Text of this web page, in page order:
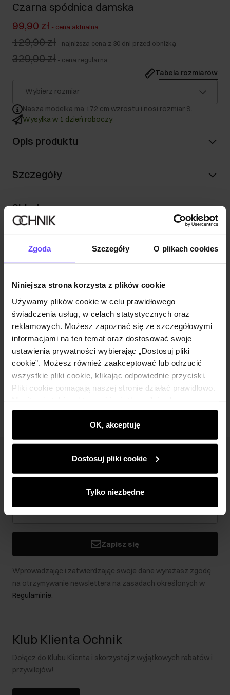
Zgoda Szczegóły O plikach cookies
Niniejsza strona korzysta z plików cookie
Używamy plików cookie w celu prawidłowego
świadczenia usług, w celach statystycznych oraz
reklamowych. Możesz zapoznać się ze szczegółowymi
informacjami na ten temat oraz dostosować swoje
ustawienia prywatności wybierając „Dostosuj pliki
cookie”. Możesz również zaakceptować lub odrzucić
wszystkie pliki cookie, klikając odpowiednie przyciski.
Pliki cookie pomagają naszej stronie działać prawidłowo.
wyświetlać im dopasowane do ich preferencji treści,
rekomendacje oraz komunikaty reklamowe informujące o
najnowszych promocjach w e-sklepie. Informacje o tym,
partnerom społecznościowym, reklamowym i
analitycznym. Partnerzy mogą połączyć te informacje z
podczas korzystania z ich usług.
OK, akceptuję
Dostosuj pliki cookie
Tylko niezbędne
Czarna spódnica damska
99,90 zł - cena aktualna
129,90 zł - najniższa cena z 30 dni przed obniżką
329,90 zł - cena regularna
Tabela rozmiarów
Wybierz rozmiar
Nasza modelka ma 172 cm wzrostu i nosi rozmiar S.
Wysyłka w 1 dzień roboczy
Opis produktu
Szczegóły
Skład
Czarna marynarka damska ZAKDT-0039-
99(W25)
249,90 zł
449,90 zł- najniższa cena z 30 dni przed
Wybierz rozmiar
Dodaj do koszyka
Newsletter
Bądź na bieżąco z nowościami i promocjami!
Zapisz się
Wprowadzając i zatwierdzając swoje dane wyrażasz zgodę
na otrzymywanie newslettera na zasadach określonych w
Regulaminie.
Klub Klienta Ochnik
Dołącz do Klubu Klienta i skorzystaj z wyjątkowych rabatów i
przywilejów!